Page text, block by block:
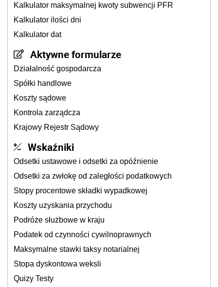
Kalkulator maksymalnej kwoty subwencji PFR
Kalkulator ilości dni
Kalkulator dat
Aktywne formularze
Działalność gospodarcza
Spółki handlowe
Koszty sądowe
Kontrola zarządcza
Krajowy Rejestr Sądowy
Wskaźniki
Odsetki ustawowe i odsetki za opóźnienie
Odsetki za zwłokę od zaległości podatkowych
Stopy procentowe składki wypadkowej
Koszty uzyskania przychodu
Podróże służbowe w kraju
Podatek od czynności cywilnoprawnych
Maksymalne stawki taksy notarialnej
Stopa dyskontowa weksli
Quizy Testy